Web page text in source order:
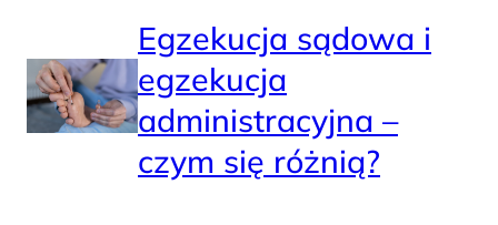
Egzekucja sądowa i
egzekucja
administracyjna –
czym się różnią?